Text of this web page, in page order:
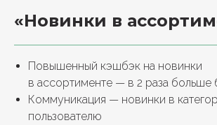
«Новинки в
Повышенный кэшбэк на новинки
в ассортименте — в 2 раза больше
Коммуникация — новинки в
пользователю